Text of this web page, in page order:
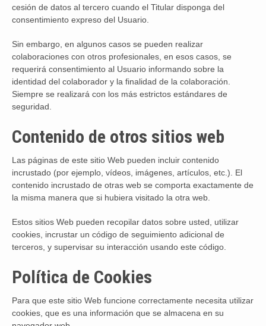
cesión de datos al tercero cuando el Titular disponga del
consentimiento expreso del Usuario.
Sin embargo, en algunos casos se pueden realizar
colaboraciones con otros profesionales, en esos casos, se
requerirá consentimiento al Usuario informando sobre la
identidad del colaborador y la finalidad de la colaboración.
Siempre se realizará con los más estrictos estándares de
seguridad.
Contenido de otros sitios web
Las páginas de este sitio Web pueden incluir contenido
incrustado (por ejemplo, vídeos, imágenes, artículos, etc.). El
contenido incrustado de otras web se comporta exactamente de
la misma manera que si hubiera visitado la otra web.
Estos sitios Web pueden recopilar datos sobre usted, utilizar
cookies, incrustar un código de seguimiento adicional de
terceros, y supervisar su interacción usando este código.
Política de Cookies
Para que este sitio Web funcione correctamente necesita utilizar
cookies, que es una información que se almacena en su